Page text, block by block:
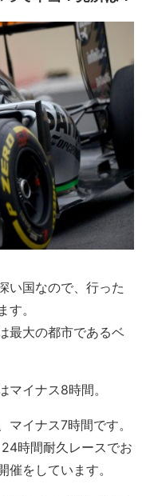
い国なので、行った
。
最大の都市であるベ
イナス8時間。
イナス7時間です。
時間耐久レースでお
をしています。